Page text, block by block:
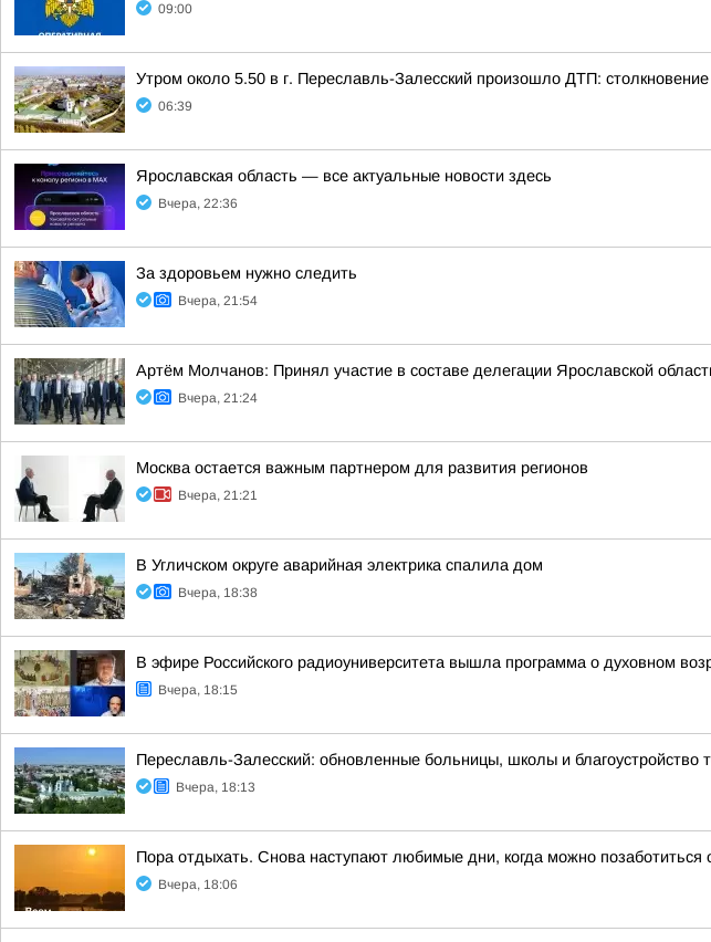
09:00
Утром около 5.50 в г. Переславль-Залесский произошло ДТП:
06:39
Ярославская область — все актуальные новости здесь
Вчера, 22:36
За здоровьем нужно следить
Вчера, 21:54
Артём Молчанов: Принял участие в составе делегации Ярославской
Вчера, 21:24
Москва остается важным партнером для развития регионов
Вчера, 21:21
В Угличском округе аварийная электрика спалила дом
Вчера, 18:38
В эфире Российского радиоуниверситета вышла программа о духовном
Вчера, 18:15
Переславль-Залесский: обновленные больницы, школы и благоустройство
Вчера, 18:13
Пора отдыхать. Снова наступают любимые дни, когда можно
Вчера, 18:06